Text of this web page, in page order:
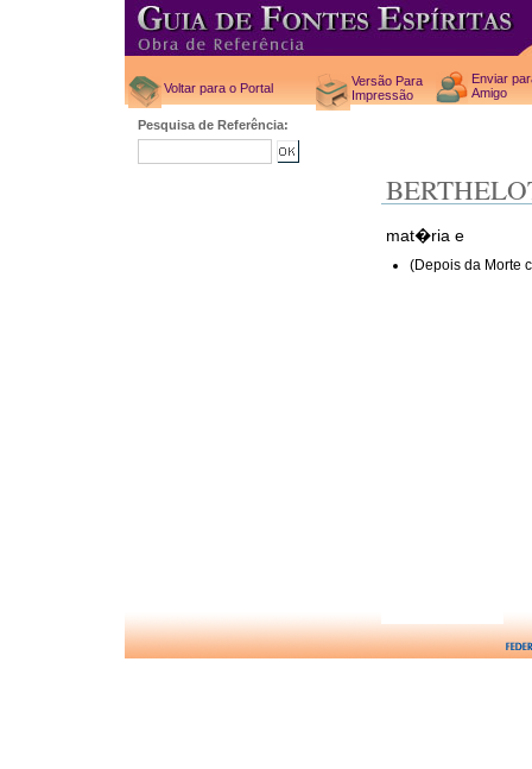
Voltar para o Portal
Versão Para
Impressão
Enviar
Amigo
Pesquisa de Referência:
mat�ria e
(Depois da Morte